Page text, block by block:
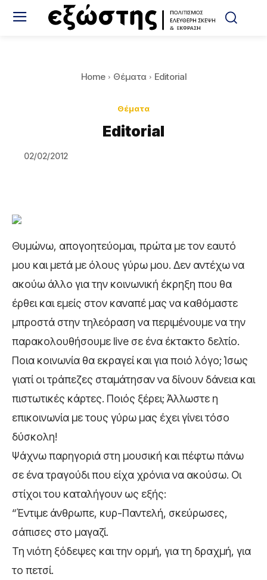
Home Θέματα Editorial
Θέματα
Editorial
02/02/2012
Θυμώνω, απογοητεύομαι, πρώτα με τον εαυτό
μου και μετά με όλους γύρω μου. Δεν αντέχω να
ακούω άλλο για την κοινωνική έκρηξη που θα
έρθει και εμείς στον καναπέ μας να καθόμαστε
μπροστά στην τηλεόραση να περιμένουμε να την
παρακολουθήσουμε live σε ένα έκτακτο δελτίο.
Ποια κοινωνία θα εκραγεί και για ποιό λόγο; Ίσως
γιατί οι τράπεζες σταμάτησαν να δίνουν δάνεια και
πιστωτικές κάρτες. Ποιός ξέρει; Άλλωστε η
επικοινωνία με τους γύρω μας έχει γίνει τόσο
δύσκολη!
Ψάχνω παρηγοριά στη μουσική και πέφτω πάνω
σε ένα τραγούδι που είχα χρόνια να ακούσω. Οι
στίχοι του καταλήγουν ως εξής:
“Έντιμε άνθρωπε, κυρ-Παντελή, σκεύρωσες,
σάπισες στο μαγαζί.
Τη νιότη ξόδεψες και την ορμή, για τη δραχμή, για
το πετσί.